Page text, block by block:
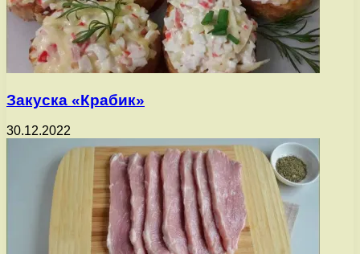
Закуска «Крабик»
30.12.2022